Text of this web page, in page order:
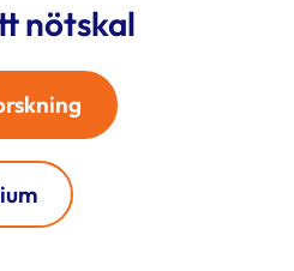
nötskal